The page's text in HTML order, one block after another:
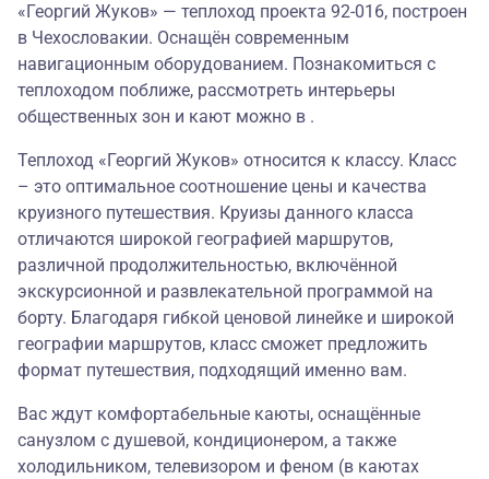
«Георгий Жуков» — теплоход проекта 92-016, построен
в Чехословакии. Оснащён современным
навигационным оборудованием. Познакомиться с
теплоходом поближе, рассмотреть интерьеры
общественных зон и кают можно в .
Теплоход «Георгий Жуков» относится к классу. Класс
– это оптимальное соотношение цены и качества
круизного путешествия. Круизы данного класса
отличаются широкой географией маршрутов,
различной продолжительностью, включённой
экскурсионной и развлекательной программой на
борту. Благодаря гибкой ценовой линейке и широкой
географии маршрутов, класс сможет предложить
формат путешествия, подходящий именно вам.
Вас ждут комфортабельные каюты, оснащённые
санузлом с душевой, кондиционером, а также
холодильником, телевизором и феном (в каютах